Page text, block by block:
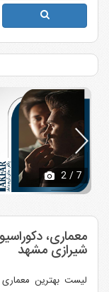
2/ 7
معماری،
شیرازی مشهد
لیست بهترین